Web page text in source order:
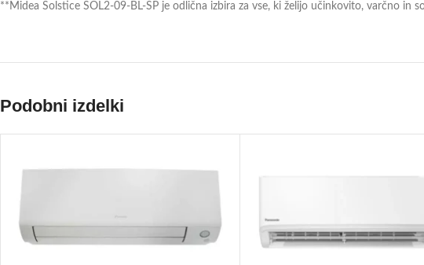
**Midea Solstice SOL2-09-BL-SP je odlična izbira za vse, ki želijo učinkovito, varčno in
Podobni izdelki